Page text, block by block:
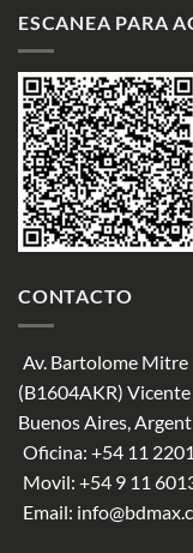
ESCANEA PARA
CONTACTO
Av. Bartolome Mitre
(B1604AKR)
Buenos Aires,
Oficina: +54 11
Movil: +54 9 11
Email: